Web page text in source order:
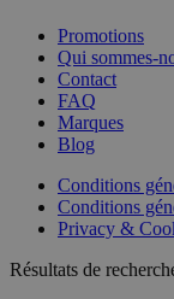
Promotions
Qui sommes-
Contact
FAQ
Marques
Blog
Conditions
Conditions
Privacy &
Résultats de